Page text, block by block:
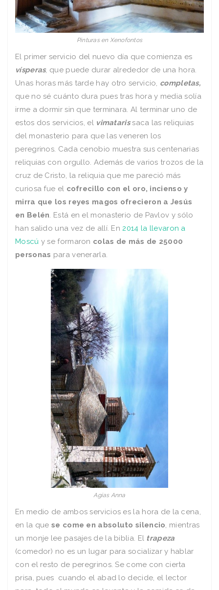
Pinturas en Xenofontos
El primer servicio del nuevo día que comienza es
vísperas, que puede durar alrededor de una hora.
Unas horas más tarde hay otro servicio, completas,
que no sé cuánto dura pues tras hora y media solía
irme a dormir sin que terminara. Al terminar uno de
estos dos servicios, el vimatarissaca las reliquias
del monasterio para que las veneren los
peregrinos. Cada cenobio muestra sus centenarias
reliquias con orgullo. Además de varios trozos de la
cruz de Cristo, la reliquia que me pareció más
curiosa fue el cofrecillo con el oro, incienso y
mirra que los reyes magos ofrecieron a Jesús
en Belén. Está en el monasterio de Pavlov y sólo
han salido una vez de allí. En 2014 la llevaron a
Moscú y se formaron colas de más de 25000
personas para venerarla.
Agias Anna
En medio de ambos servicios es la hora de la cena,
en la que se come en absoluto silencio, mientras
un monje lee pasajes de la biblia. El trapeza
(comedor) no es un lugar para socializar y hablar
con el resto de peregrinos. Se come con cierta
prisa, pues cuando el abad lo decide, el lector